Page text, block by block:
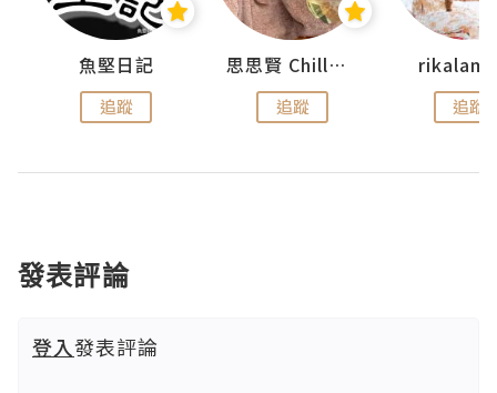
魚堅日記
追蹤
思思賢 ChillMyBabe
追蹤 追蹤
發表評論
登入發表評論